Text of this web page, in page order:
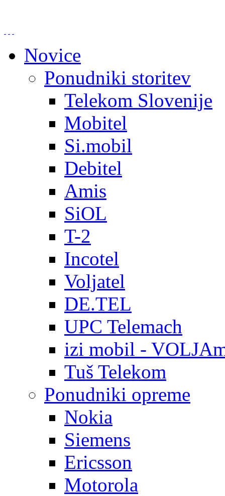
Novice
Ponudniki storitev
Telekom Slovenije
Mobitel
Si.mobil
Debitel
Amis
SiOL
T-2
Incotel
Voljatel
DE.TEL
UPC Telemach
izi mobil -
Tuš Telekom
Ponudniki opreme
Nokia
Siemens
Ericsson
Motorola